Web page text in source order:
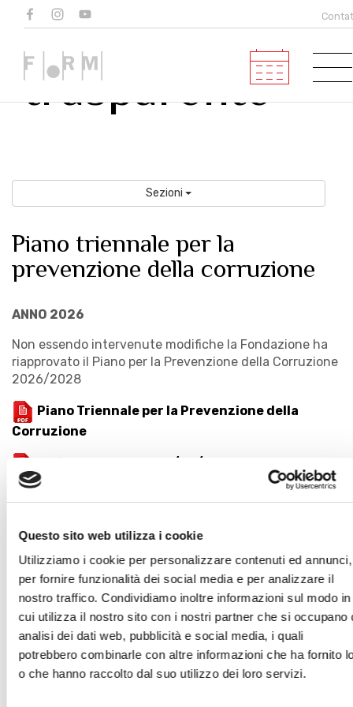
Questo sito web utilizza i cookie
Utilizziamo i cookie per personalizzare contenuti ed annunci,
per fornire funzionalità dei social media e per analizzare il
nostro traffico. Condividiamo inoltre informazioni sul modo in
cui utilizza il nostro sito con i nostri partner che si occupano
analisi dei dati web, pubblicità e social media, i quali
potrebbero combinarle con altre informazioni che ha fornito
o che hanno raccolto dal suo utilizzo dei loro servizi.
trasparente
Sezioni
Piano triennale per la
prevenzione della corruzione
ANNO 2026
Non essendo intervenute modifiche la Fondazione ha
riapprovato il Piano per la Prevenzione della Corruzione
2026/2028
Piano Triennale per la Prevenzione della
Corruzione
Non essendo intervenute modifiche la Fondazione ha
riapprovato il Piano per la Prevenzione della Corruzione
2025/2027
Piano Triennale per la Prevenzione della
Corruzione
Delibera C.d.A. del 29/05/2025